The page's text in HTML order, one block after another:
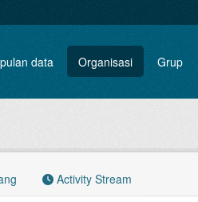
data Organisasi Grup
Activity Stream